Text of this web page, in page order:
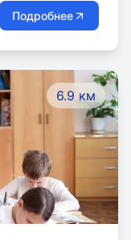
в
. Уже более
из
Подробнее
6.9 км